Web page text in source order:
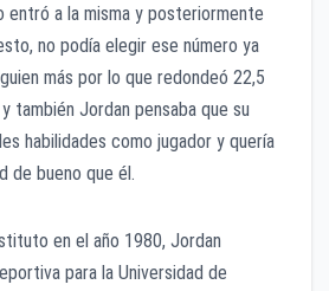
entró a la misma y posteriormente
no podía elegir ese número ya
más por lo que redondeó 22,5
también Jordan pensaba que su
habilidades como jugador y quería
de bueno que él.
en el año 1980, Jordan
para la Universidad de